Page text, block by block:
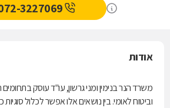
3227069
אודות
משרד הנר בנימין ומני גרשון, עו"ד עוסק
וביטוח לאומי. בין נושאים אלו אפשר לכלול סוגיות